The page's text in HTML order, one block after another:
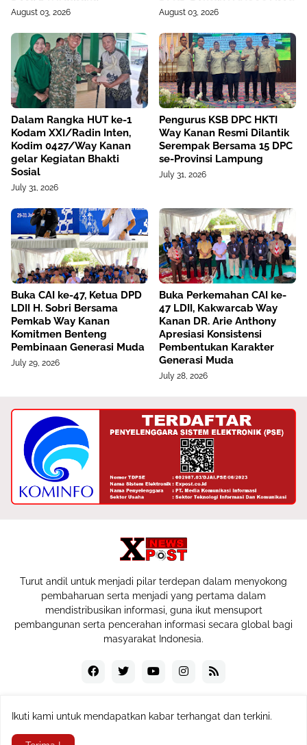
August 03, 2026 August 03, 2026
Dalam Rangka HUT ke-1
Kodam XXI/Radin Inten,
Kodim 0427/Way Kanan
gelar Kegiatan Bhakti
Sosial
July 31, 2026
Pengurus KSB DPC HKTI
Way Kanan Resmi Dilantik
Serempak Bersama 15 DPC
se-Provinsi Lampung
July 31, 2026
Buka CAI ke-47, Ketua DPD
LDII H. Sobri Bersama
Pemkab Way Kanan
Komitmen Benteng
Pembinaan Generasi Muda
July 29, 2026
Buka Perkemahan CAI ke-
47 LDII, Kakwarcab Way
Kanan DR. Arie Anthony
Apresiasi Konsistensi
Pembentukan Karakter
Generasi Muda
July 28, 2026
Turut andil untuk menjadi pilar terdepan dalam menyokong
pembaharuan serta menjadi yang pertama dalam
mendistribusikan informasi, guna ikut mensuport
pembangunan serta pencerahan informasi secara global bagi
masyarakat Indonesia.
Ikuti kami untuk mendapatkan kabar terhangat dan terkini.